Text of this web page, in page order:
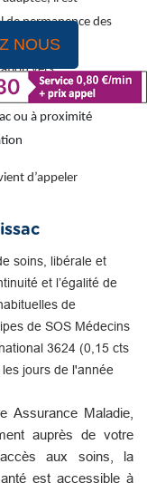
NOUS
de permanence des
vers :
ou à proximité
d’appeler
soins, libérale et
et l’égalité de
de
de SOS Médecins
3624 (0,15 cts
jours de l'année
Assurance Maladie,
auprès de votre
aux soins, la
est accessible à